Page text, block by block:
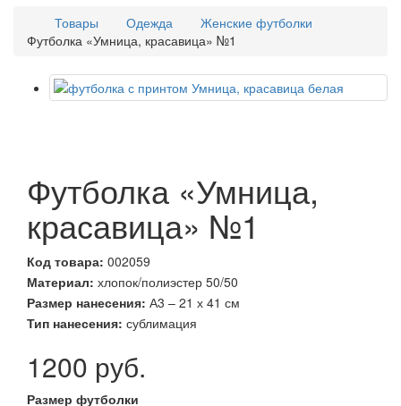
Товары
Одежда
Женские футболки
Футболка «Умница, красавица» №1
Футболка «Умница,
красавица» №1
Код товара: 002059
Материал: хлопок/полиэстер 50/50
Размер нанесения: А3 – 21 х 41 см
Тип нанесения: сублимация
1200 руб.
Размер футболки